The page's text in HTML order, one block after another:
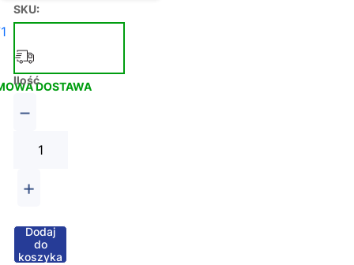
SKU:
DOSTAWA
Ilość
−
+
Dodaj
do
koszyka